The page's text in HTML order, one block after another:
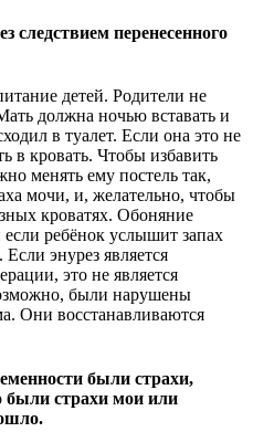
следствием перенесенного
детей. Родители не
должна ночью вставать и
в туалет. Если она это не
в кровать. Чтобы избавить
менять ему постель так,
мочи, и, желательно, чтобы
кроватях. Обоняние
если ребёнок услышит запах
энурез является
это не является
были нарушены
Они восстанавливаются
были страхи,
были страхи мои или